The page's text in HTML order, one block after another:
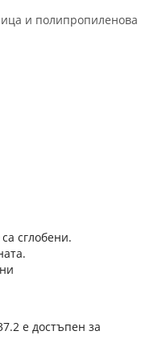
и полипропиленова
сглобени.
е достъпен за